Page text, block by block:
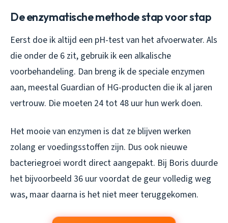
De enzymatische methode stap voor stap
Eerst doe ik altijd een pH-test van het afvoerwater. Als
die onder de 6 zit, gebruik ik een alkalische
voorbehandeling. Dan breng ik de speciale enzymen
aan, meestal Guardian of HG-producten die ik al jaren
vertrouw. Die moeten 24 tot 48 uur hun werk doen.
Het mooie van enzymen is dat ze blijven werken
zolang er voedingsstoffen zijn. Dus ook nieuwe
bacteriegroei wordt direct aangepakt. Bij Boris duurde
het bijvoorbeeld 36 uur voordat de geur volledig weg
was, maar daarna is het niet meer teruggekomen.